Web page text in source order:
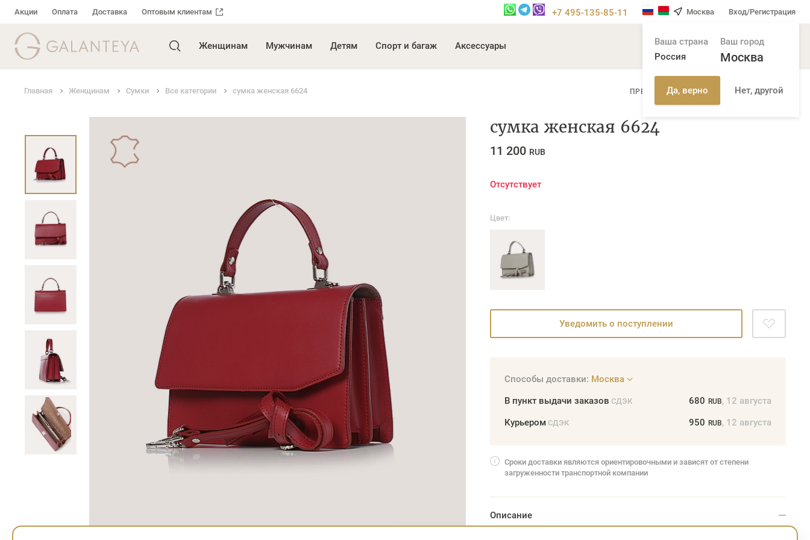
Акции Оплата Доставка Оптовым клиентам +7 495-135-85-11 Москва
Ваша страна
Россия
Ваш город
Москва
Да, верно Нет, другой
Вход/Регистрация
Женщинам Мужчинам Детям Спорт и багаж Аксессуары
Главная Женщинам Сумки Все категории сумка женская 6624 ПРЕДЫДУЩАЯ СТР СЛЕДУЮЩАЯ СТР
сумка женская 6624
11 200 RUB
Отсутствует
Цвет:
Уведомить о поступлении
Способы доставки: Москва
В пункт выдачи заказов СДЭК 680 RUB, 12 августа
Курьером СДЭК 950 RUB, 12 августа
Сроки доставки являются ориентировочными и зависят от степени
загруженности транспортной компании
Описание